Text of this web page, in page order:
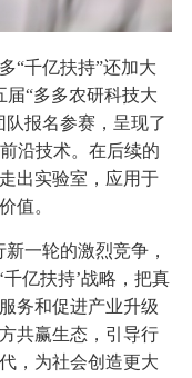
“千亿扶持”还加大
“多多农研科技大
队报名参赛，呈现了
沿技术。在后续的
出实验室，应用于
值。
一轮的激烈竞争，
亿扶持’战略，把真
务和促进产业升级
共赢生态，引导行
，为社会创造更大